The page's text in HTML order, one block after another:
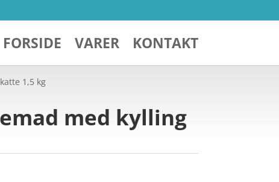
FORSIDE VARER KONTAKT
1,5 kg
med kylling